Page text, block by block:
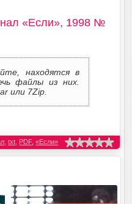
«Если», 1998 №
находятся в
файлы из них.
или 7Zip.
,txt PDF,«Если»